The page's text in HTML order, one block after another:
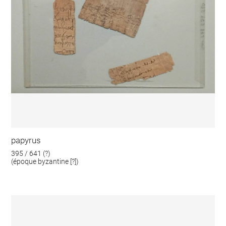
papyrus
395 / 641 (?)
(époque byzantine [?])